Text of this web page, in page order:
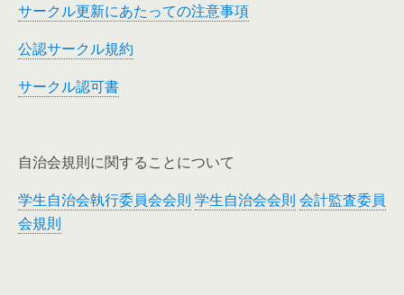
サークル更新にあたっての注意事項
公認サークル規約
サークル認可書
自治会規則に関することについて
学生自治会執行委員会会則 学生自治会会則 会計監査委員
会規則